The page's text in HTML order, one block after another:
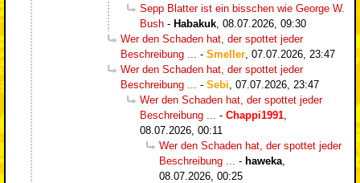
Sepp Blatter ist ein bisschen wie George W.
Bush - Habakuk 08.07.2026, 09:30
Wer den Schaden hat, der spottet jeder
Beschreibung ...
- Smeller 07.07.2026, 23:47
Wer den Schaden hat, der spottet jeder
Beschreibung ...
- Sebi 07.07.2026, 23:47
Wer den Schaden hat, der spottet jeder
Beschreibung ...
- Chappi1991
08.07.2026, 00:11
Wer den Schaden hat, der spottet jeder
Beschreibung ...
- haweka
08.07.2026, 00:25